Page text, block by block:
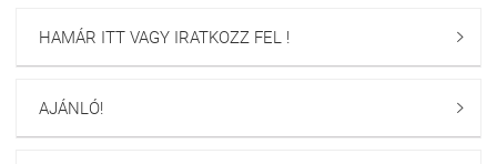
HAMÁR ITT VAGY IRATKOZZ FEL ! 
AJÁNLÓ! 